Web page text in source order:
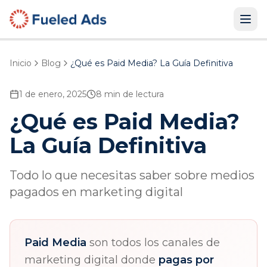
Inicio Blog ¿Qué es Paid Media? La Guía Definitiva
1 de enero, 2025 8 min de lectura
¿Qué es Paid Media?
La Guía Definitiva
Todo lo que necesitas saber sobre medios
pagados en marketing digital
Paid Media son todos los canales de
marketing digital donde pagas por